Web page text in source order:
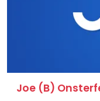
Joe (B)